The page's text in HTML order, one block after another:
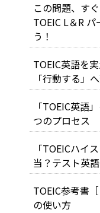
この問題、す
TOEIC L＆R
う！
TOEIC英語を
「行動する」
「TOEIC英語
つのプロセス
「TOEICハイ
当？テスト英
TOEIC参考書
の使い方